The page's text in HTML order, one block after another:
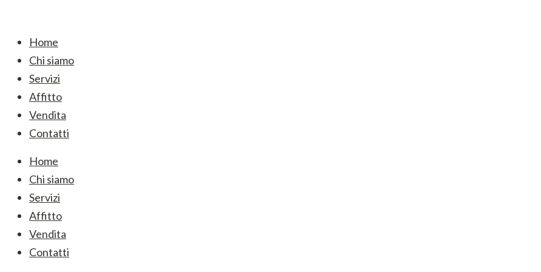
Home
Chi siamo
Servizi
Affitto
Vendita
Contatti
Home
Chi siamo
Servizi
Affitto
Vendita
Contatti